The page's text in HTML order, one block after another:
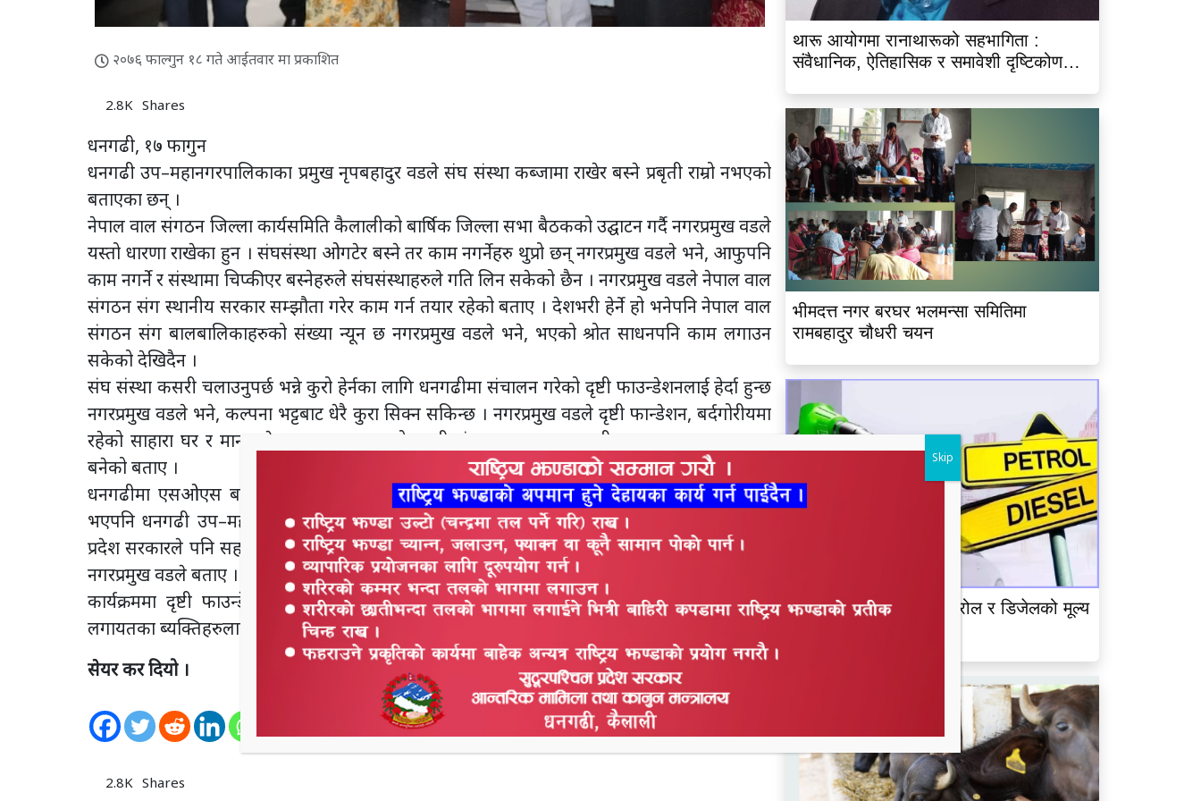
२०७६ फाल्गुन १८ गते आईतवार मा प्रकाशित
2.8K Shares
धनगढी, १७ फागुन
धनगढी उप–महानगरपालिकाका प्रमुख नृपबहादुर वडले संघ संस्था कब्जामा राखेर बस्ने प्रबृती राम्रो नभएको
बताएका छन् ।
नेपाल वाल संगठन जिल्ला कार्यसमिति कैलालीको बार्षिक जिल्ला सभा बैठकको उद्घाटन गर्दै नगरप्रमुख वडले
यस्तो धारणा राखेका हुन । संघसंस्था ओगटेर बस्ने तर काम नगर्नेहरु थुप्रो छन् नगरप्रमुख वडले भने, आफुपनि
काम नगर्ने र संस्थामा चिप्कीएर बस्नेहरुले संघसंस्थाहरुले गति लिन सकेको छैन । नगरप्रमुख वडले नेपाल वाल
संगठन संग स्थानीय सरकार सम्झौता गरेर काम गर्न तयार रहेको बताए । देशभरी हेर्ने हो भनेपनि नेपाल वाल
संगठन संग बालबालिकाहरुको संख्या न्यून छ नगरप्रमुख वडले भने, भएको श्रोत साधनपनि काम लगाउन
सकेको देखिदैन ।
संघ संस्था कसरी चलाउनुपर्छ भन्ने कुरो हेर्नका लागि धनगढीमा संचालन गरेको दृष्टी फाउन्डेशनलाई हेर्दा हुन्छ
नगरप्रमुख वडले भने, कल्पना भट्टबाट धेरै कुरा सिक्न सकिन्छ । नगरप्रमुख वडले दृष्टी फान्डेशन, बर्दगोरीयमा
रहेको साहारा घर र मानव सेवा आग्रम जस्ता परोपकारी संस्थाका कारण धनगढी सडक मानव मुक्त शहर
बनेको बताए ।
धनगढीमा एसओएस बालग्राम रहेको छ नगरप्रमुख वडले भने, १ सय १८ जना टुहुरालाई संरक्षण दिएको
भएपनि धनगढी उप–महानगरपालिका बाहेक कतैबाट सरकारी सहयोग प्राप्त छैन । एसओएसमा रहेकाले
प्रदेश सरकारले पनि सहयोग गर्नुपर्छ भनेर पटक पटक मुख्यमन्त्री कहाँ धाउदा पनि सहयोग नपाएको गुनासो
नगरप्रमुख वडले बताए ।
कार्यक्रममा दृष्टी फाउन्डेशनका संचालक कल्पना भट्ट, आमाको माया छात्रबासका अध्यक्ष योगन्द्र चन्द
लगायतका ब्यक्तिहरुलाइृ सम्मान गरिएको थियो
सेयर कर दियो ।
Shares
2.8K Shares
थारू आयोगमा रानाथारूको सहभागिता :
संवैधानिक, ऐतिहासिक र समावेशी दृष्टिकोणबाट
भीमदत्त नगर बरघर भलमन्सा समितिमा
रामबहादुर चौधरी चयन
नेपाल आयल निगमद्वारा पेट्रोल र डिजेलको मूल्य
Skip